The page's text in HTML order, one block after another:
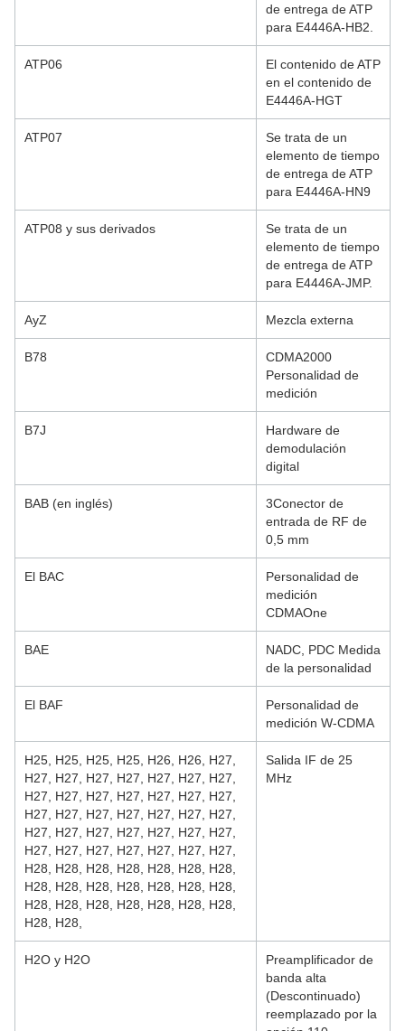
de entrega de ATP
para E4446A-HB2.
ATP06
El contenido de ATP
en el contenido de
E4446A-HGT
ATP07
Se trata de un
elemento de tiempo
de entrega de ATP
para E4446A-HN9
ATP08 y sus derivados
Se trata de un
elemento de tiempo
de entrega de ATP
para E4446A-JMP.
AyZ Mezcla externa
B78
CDMA2000
Personalidad de
medición
B7J
Hardware de
demodulación
digital
BAB (en inglés)
3Conector de
entrada de RF de
0,5 mm
El BAC
Personalidad de
medición
CDMAOne
BAE
NADC, PDC Medida
de la personalidad
El BAF
Personalidad de
medición W-CDMA
H25, H25, H25, H25, H26, H26, H27,
H27, H27, H27, H27, H27, H27, H27,
H27, H27, H27, H27, H27, H27, H27,
H27, H27, H27, H27, H27, H27, H27,
H27, H27, H27, H27, H27, H27, H27,
H27, H27, H27, H27, H27, H27, H27,
H28, H28, H28, H28, H28, H28, H28,
H28, H28, H28, H28, H28, H28, H28,
H28, H28, H28, H28, H28, H28, H28,
H28, H28,
Salida IF de 25
MHz
H2O y H2O
Preamplificador de
banda alta
(Descontinuado)
reemplazado por la